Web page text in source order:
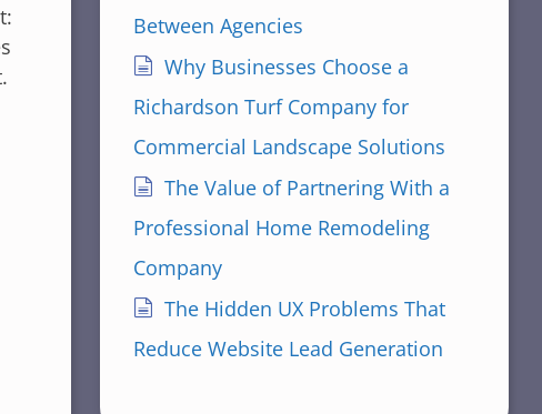
Between Agencies
Why Businesses Choose a
Richardson Turf Company for
Commercial Landscape Solutions
The Value of Partnering With a
Professional Home Remodeling
Company
The Hidden UX Problems That
Reduce Website Lead Generation